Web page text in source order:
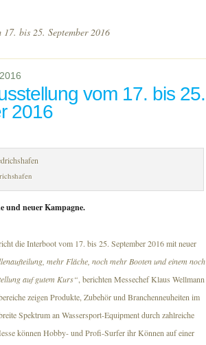
bis 25. September 2016
vom 17. bis 25.
2016
und neuer Kampagne.
die Interboot vom 17. bis 25. September 2016 mit neuer
mehr Fläche, noch mehr Booten und einem noch
auf gutem Kurs“ , berichten Messechef Klaus Wellmann
zeigen Produkte, Zubehör und Branchenneuheiten im
Spektrum an Wassersport-Equipment durch zahlreiche
können Hobby- und Profi-Surfer ihr Können auf einer